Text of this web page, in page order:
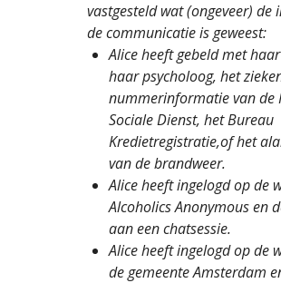
vastgesteld wat (ongeveer) de
de communicatie is geweest:
Alice heeft gebeld met
haar psycholoog, het
nummerinformatie van de
Sociale Dienst, het Bureau
Kredietregistratie,of het
van de brandweer.
Alice heeft ingelogd op de
Alcoholics Anonymous en
aan een chatsessie.
Alice heeft ingelogd op de
de gemeente Amsterdam